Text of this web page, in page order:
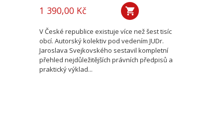
1 390,00 Kč
V České republice existuje více než šest tisíc
obcí. Autorský kolektiv pod vedením JUDr.
Jaroslava Svejkovského sestavil kompletní
přehled nejdůležitějších právních předpisů a
praktický výklad...